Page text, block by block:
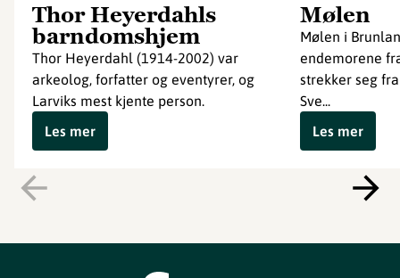
Thor Heyerdahls
barndomshjem
Thor Heyerdahl (1914-2002) var
arkeolog, forfatter og eventyrer, og
Larviks mest kjente person.
Les mer
Mølen
Mølen i
endemorene
strekker seg
Sve...
Les mer